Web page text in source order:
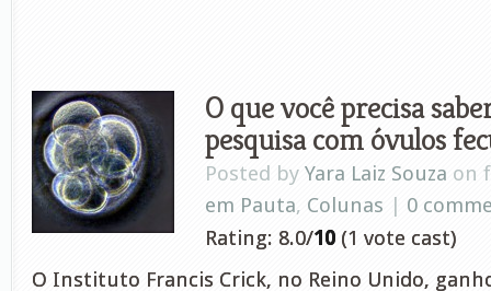
O que você precisa
pesquisa com óvulos
Posted by Yara Laiz Souza on
em Pauta, Colunas | 0
Rating: 8.0/10 (1 vote cast)
O Instituto Francis Crick, no Reino Unido,